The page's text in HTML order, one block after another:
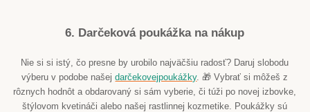
6. Darčeková poukážka na nákup
Nie si si istý, čo presne by urobilo najväčšiu radosť? Daruj slobodu
výberu v podobe našejdarčekovejpoukážky. 🎁 Vybrať si môžeš z
rôznych hodnôt a obdarovaný si sám vyberie, či túži po novej izbovke,
štýlovom kvetináči alebo našej rastlinnej kozmetike. Poukážky sú